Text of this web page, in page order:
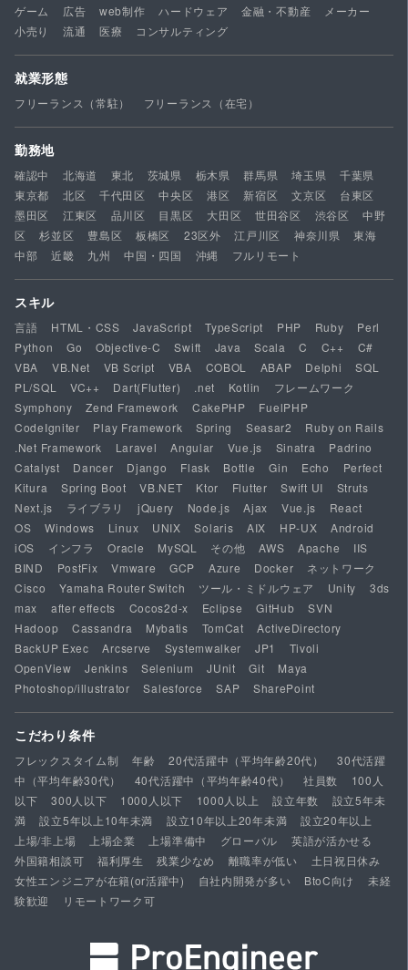
ゲーム
広告 web制作 ハードウェア 金融・不動産
メーカー
小売り
流通 医療 コンサルティング
就業形態
フリーランス（常駐） フリーランス（在宅）
勤務地
確認中 北海道 東北 茨城県 栃木県 群馬県 埼玉県
千葉県
東京都
北区 千代田区 中央区 港区 新宿区 文京区
台東区
墨田区
江東区 品川区 目黒区 大田区 世田谷区 渋谷区
中野
区
杉並区 豊島区 板橋区 23区外 江戸川区 神奈川県
東海
中部
近畿 九州 中国・四国 沖縄 フルリモート
スキル
言語 HTML・CSS JavaScript TypeScript PHP Ruby
Perl
Python
Go Objective-C Swift Java Scala C C++
C#
VBA
VB.Net VB Script VBA COBOL ABAP Delphi
SQL
PL/SQL
VC++ Dart(Flutter) .net Kotlin
フレームワーク
Symphony
Zend Framework CakePHP
FuelPHP
CodeIgniter
Play Framework Spring Seasar2
Ruby on Rails
.Net Framework
Laravel Angular Vue.js Sinatra
Padrino
Catalyst
Dancer Django Flask Bottle Gin Echo
Perfect
Kitura
Spring Boot VB.NET Ktor Flutter Swift UI
Struts
Next.js
ライブラリ jQuery Node.js Ajax Vue.js
React
OS
Windows Linux UNIX Solaris AIX HP-UX
Android
iOS
インフラ Oracle MySQL その他 AWS Apache
IIS
BIND
PostFix Vmware GCP Azure Docker
ネットワーク
Cisco
Yamaha Router Switch ツール・ミドルウェア Unity
3ds
max
after effects Cocos2d-x Eclipse GitHub
SVN
Hadoop
Cassandra Mybatis TomCat
ActiveDirectory
BackUP Exec
Arcserve Systemwalker JP1
Tivoli
OpenView
Jenkins Selenium JUnit Git
Maya
Photoshop/illustrator
Salesforce SAP SharePoint
こだわり条件
フレックスタイム制 年齢 20代活躍中（平均年齢20代）
30代活躍
中（平均年齢30代）
40代活躍中（平均年齢40代） 社員数
100人
以下
300人以下 1000人以下 1000人以上 設立年数
設立5年未
満
設立5年以上10年未満 設立10年以上20年未満
設立20年以上
上場/非上場
上場企業 上場準備中 グローバル
英語が活かせる
外国籍相談可
福利厚生 残業少なめ 離職率が低い
土日祝日休み
女性エンジニアが在籍(or活躍中)
自社内開発が多い BtoC向け
未経
験歓迎
リモートワーク可